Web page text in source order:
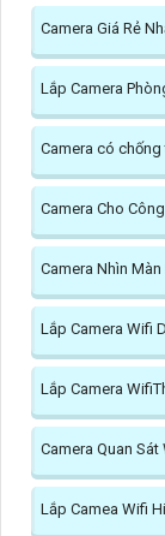
Camera Giá Rẻ
Lắp Camera
Camera có chống
Camera Cho
Camera Nhìn
Lắp Camera Wifi
Lắp Camera
Camera Quan
Lắp Camea Wifi